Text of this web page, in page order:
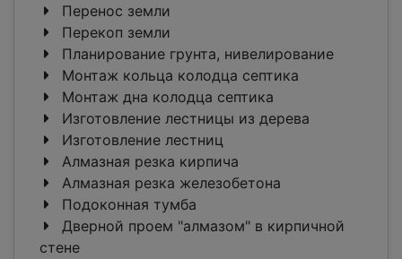
Перенос земли
Перекоп земли
Планирование грунта, нивелирование
Монтаж кольца колодца септика
Монтаж дна колодца септика
Изготовление лестницы из дерева
Изготовление лестниц
Алмазная резка кирпича
Алмазная резка железобетона
Подоконная тумба
Дверной проем "алмазом" в кирпичной
стене